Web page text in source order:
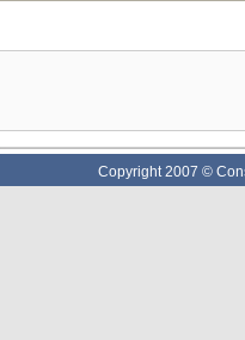
Copyright 2007 ©